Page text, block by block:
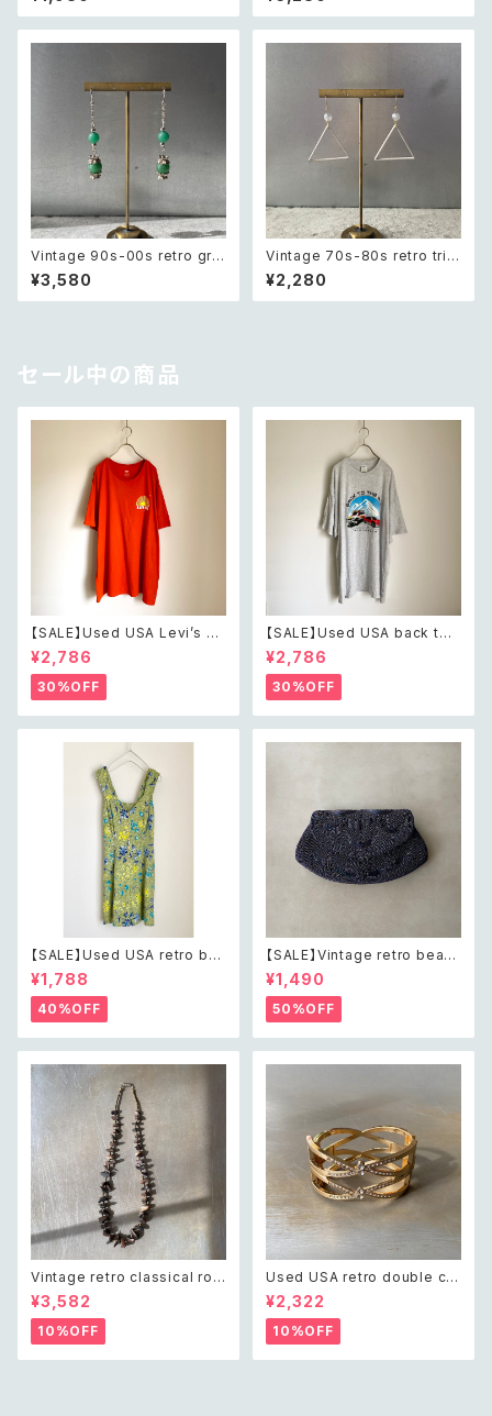
アメリカ ヴィンテージ アクセサ
リー 太陽 デザイン ピアス
pierce レトロ アメリカ ヴィン
テージ アクセサリー ピンク×ゴ
Vintage 90s-00s retro gre
en aventurine pierce レトロ
ヴィンテージ アクセサリー 天然
石 グリーンアベンチュリン ピア
¥3,580
Vintage 70s-80s retro tria
ngle design beads pierce
レトロ ヴィンテージ アクセサリ
ー トライアングル デザイン ビー
¥2,280
セール中の商品
【SALE】Used USA Levi’s su
nrise design orange t shirt
レトロ アメリカ ユーズド 古着
リーバイス サンライズ デザイン
オレンジ Tシャツ XXL
¥2,786
30%OFF
【SALE】Used USA back to t
he 80s car design t shirt レ
トロ アメリカ ユーズド 古着 カ
ーデザイン ライトグレー Tシャ
ツ XXL
¥2,786
30%OFF
【SALE】Used USA retro bot
anical flower salopette sh
ort pants レトロ アメリカ ユー
ズド 古着 ライトグリーン ボタニ
カル フラワー サロペット ショー
トパンツ
¥1,788
40%OFF
【SALE】Vintage retro bead
s embroidery navy blue po
uch レトロ ヴィンテージ ホワイ
ト ビーズ刺繍 ネイビー 紺色 ポ
ーチ
¥1,490
50%OFF
Vintage retro classical rou
gh cut shell beads necklac
e レトロ ヴィンテージ アクセサ
リー クラシカル ラフカット シェ
ル ビーズ ネックレス
¥3,582
10%OFF
Used USA retro double cro
ss crystal bijou bangle レト
ロ アメリカ ユーズド アクセサリ
ー ゴールド ダブル クロス ビジ
ュー バングル
¥2,322
10%OFF